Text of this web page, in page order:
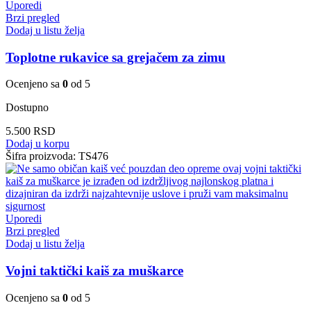
Uporedi
Brzi pregled
Dodaj u listu želja
Toplotne rukavice sa grejačem za zimu
Ocenjeno sa 0 od 5
Dostupno
5.500 RSD
Dodaj u korpu
Šifra proizvoda: TS476
Uporedi
Brzi pregled
Dodaj u listu želja
Vojni taktički kaiš za muškarce
Ocenjeno sa 0 od 5